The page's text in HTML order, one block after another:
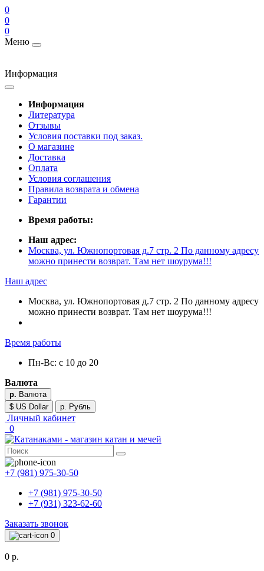
0
0
0
Меню
Информация
Информация
Литература
Отзывы
Условия поставки под заказ.
О магазине
Доставка
Оплата
Условия соглашения
Правила возврата и обмена
Гарантии
Время работы:
Наш адрес:
Москва, ул. Южнопортовая д.7 стр. 2 По данному адресу
можно принести возврат. Там нет шоурума!!!
Наш адрес
Москва, ул. Южнопортовая д.7 стр. 2 По данному адресу
можно принести возврат. Там нет шоурума!!!
Время работы
Пн-Вс: с 10 до 20
Валюта
р. Валюта
$ US Dollar
р. Рубль
Личный кабинет
0
+7 (981) 975-30-50
+7 (981) 975-30-50
+7 (931) 323-62-60
Заказать звонок
0
0 р.